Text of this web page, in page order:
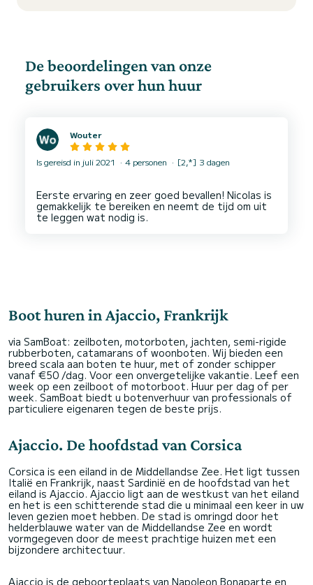
De beoordelingen van onze
gebruikers over hun huur
Wouter
Is gereisd in juli 2021 4 personen [2,*] 3 dagen
Eerste ervaring en zeer goed bevallen! Nicolas is
gemakkelijk te bereiken en neemt de tijd om uit
Boot huren in Ajaccio, Frankrijk
via SamBoat: zeilboten, motorboten, jachten, semi-rigide
rubberboten, catamarans of woonboten. Wij bieden een
breed scala aan boten te huur, met of zonder schipper
vanaf €50 /dag. Voor een onvergetelijke vakantie. Leef een
week op een zeilboot of motorboot. Huur per dag of per
week. SamBoat biedt u botenverhuur van professionals of
particuliere eigenaren tegen de beste prijs.
Ajaccio. De hoofdstad van Corsica
Corsica is een eiland in de Middellandse Zee. Het ligt tussen
Italië en Frankrijk, naast Sardinië en de hoofdstad van het
eiland is Ajaccio. Ajaccio ligt aan de westkust van het eiland
en het is een schitterende stad die u minimaal een keer in uw
leven gezien moet hebben. De stad is omringd door het
helderblauwe water van de Middellandse Zee en wordt
vormgegeven door de meest prachtige huizen met een
bijzondere architectuur.
Ajaccio is de geboorteplaats van Napoleon Bonaparte en